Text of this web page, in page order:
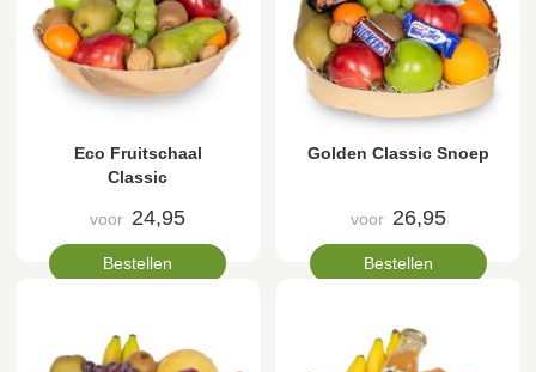
Eco Fruitschaal
Classic
voor 24,95
Bestellen
Golden Classic Snoep
voor 26,95
Bestellen